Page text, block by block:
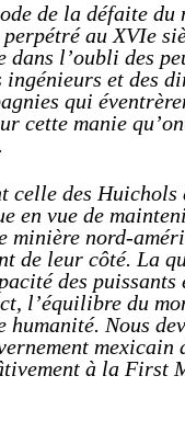
de la défaite du
au XVIe
l’oubli des
ingénieurs et des
qui
cette manie
celle des
en vue de
minière nord-
de leur côté. La
des puissants
l’équilibre du
humanité. Nous
mexicain
à la First